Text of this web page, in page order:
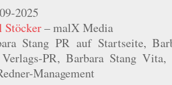
2025
Stöcker– malX Media
Stang PR auf Startseite,
PR, Barbara Stang
Management